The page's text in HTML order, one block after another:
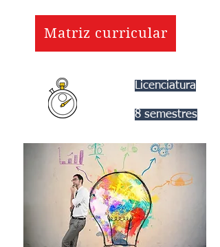
Matriz curricular
Licenciatura
8 semestres